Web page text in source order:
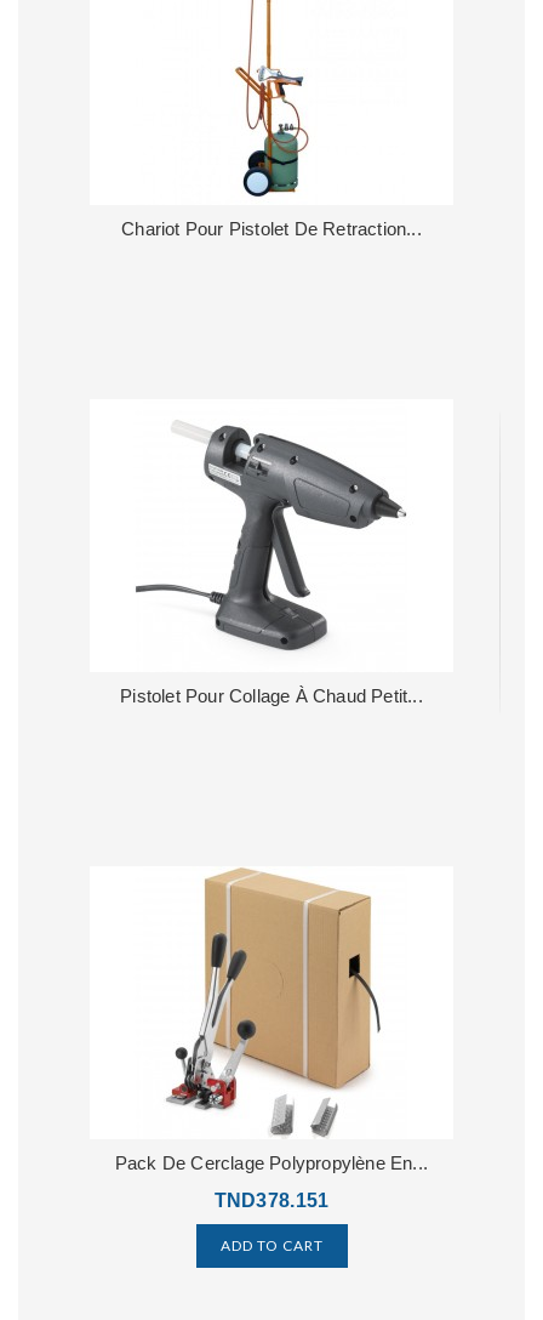
Chariot Pour Pistolet De Retraction...
Pistolet Pour Collage À Chaud Petit...
Pack De Cerclage Polypropylène En...
TND378.151
ADD TO CART